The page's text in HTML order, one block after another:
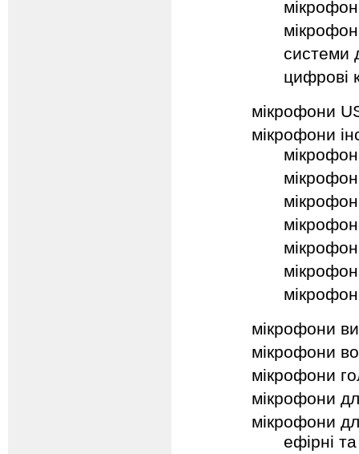
системи
цифрові
мікрофони
мікрофони
мікрофони
мікрофони
мікрофони
мікрофони
мікрофони
ефірні